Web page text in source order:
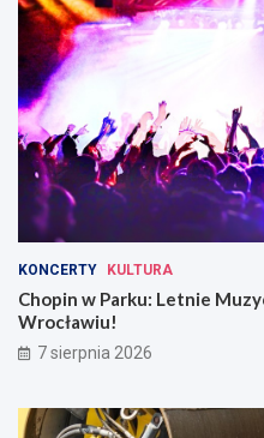
KONCERTY KULTURA
Chopin w Parku: Letnie
Wrocławiu!
7 sierpnia 2026